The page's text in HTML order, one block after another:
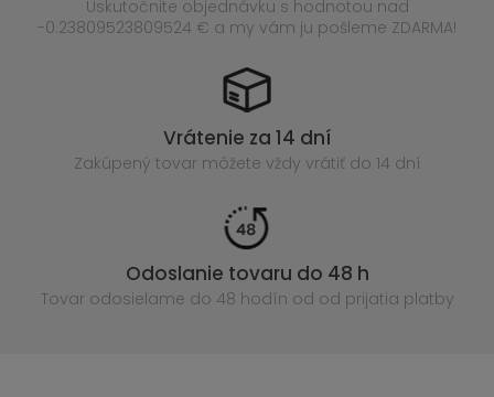
Uskutočnite objednávku s hodnotou nad
-0.23809523809524 € a my vám ju pošleme ZDARMA!
Vrátenie za 14 dní
Zakúpený tovar môžete vždy vrátiť do 14 dní
Odoslanie tovaru do 48 h
Tovar odosielame do 48 hodín od od prijatia platby